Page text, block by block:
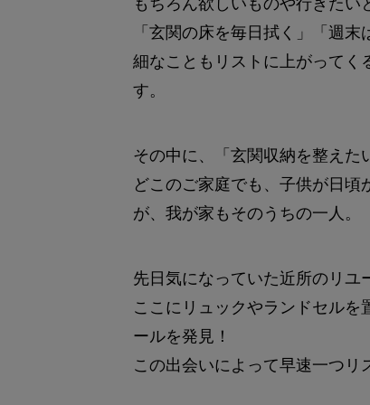
「玄関の床を毎日拭く」「週
細なこともリストに上がってく
す。
その中に、「玄関収納を整えた
どこのご家庭でも、子供が日
が、我が家もそのうちの一人。
先日気になっていた近所のリユ
ここにリュックやランドセルを
ールを発見！
この出会いによって早速一つリ